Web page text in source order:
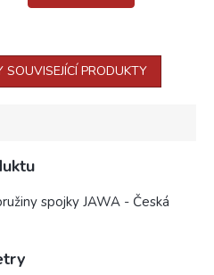
PRODUKTY
spojky JAWA - Česká